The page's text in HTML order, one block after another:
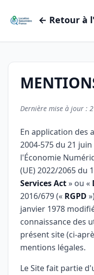
← Retour à
Dernière mise à jour :
En application des
2004-575 du 21
l'Économie
(UE) 2022/2065 du
Services Act» ou «
2016/679 (« RGPD
janvier 1978
connaissance des
présent site (ci-
mentions légales.
Le Site fait partie